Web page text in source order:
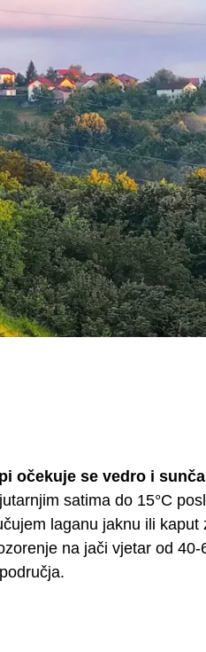
očekuje se vedro i
satima do 15°C
laganu jaknu ili
na jači vjetar od